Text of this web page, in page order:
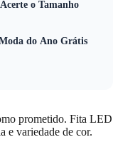
o Tamanho
do Ano Grátis
prometido. Fita LED
e variedade de cor.